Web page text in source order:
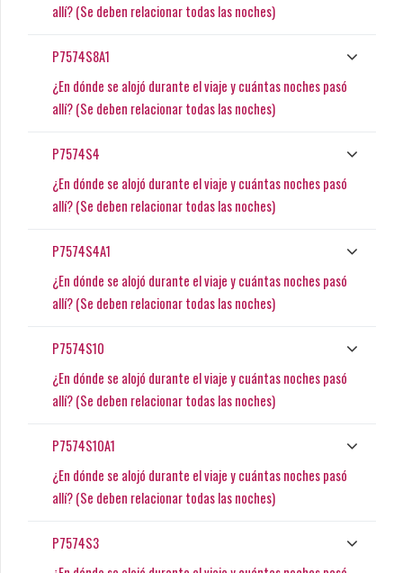
allí? (Se deben relacionar todas las noches)
P7574S8A1
¿En dónde se alojó durante el viaje y cuántas noches pasó
allí? (Se deben relacionar todas las noches)
P7574S4
¿En dónde se alojó durante el viaje y cuántas noches pasó
allí? (Se deben relacionar todas las noches)
P7574S4A1
¿En dónde se alojó durante el viaje y cuántas noches pasó
allí? (Se deben relacionar todas las noches)
P7574S10
¿En dónde se alojó durante el viaje y cuántas noches pasó
allí? (Se deben relacionar todas las noches)
P7574S10A1
¿En dónde se alojó durante el viaje y cuántas noches pasó
allí? (Se deben relacionar todas las noches)
P7574S3